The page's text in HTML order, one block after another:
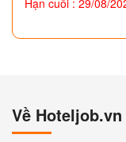
Về Hoteljob.vn